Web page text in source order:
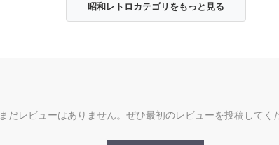
昭和レトロカテゴリをもっと見る
まだレビューはありません。ぜひ最初のレビューを投稿してく